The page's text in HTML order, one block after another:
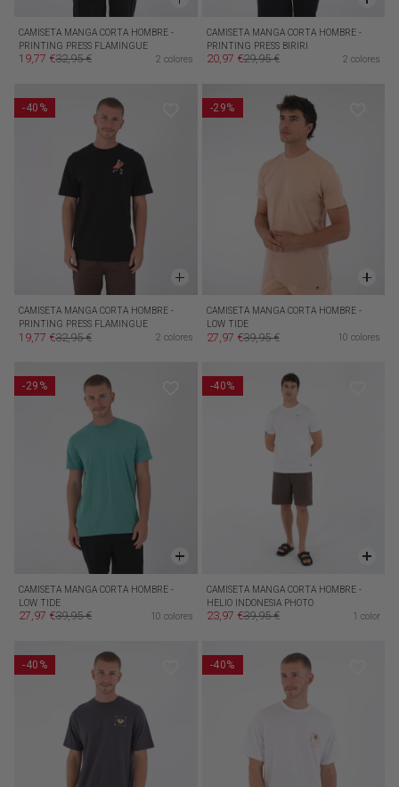
CAMISETA MANGA CORTA HOMBRE -
PRINTING PRESS FLAMINGUE
Precio de oferta
19,77 €Precio habitual
32,95 € 2 colores
CAMISETA MANGA CORTA HOMBRE -
PRINTING PRESS BIRIRI
Precio de oferta
20,97 €Precio habitual
29,95 € 2 colores
-40%
CAMISETA MANGA CORTA HOMBRE -
PRINTING PRESS FLAMINGUE
Precio de oferta
19,77 €Precio habitual
32,95 € 2 colores
-29%
CAMISETA MANGA CORTA HOMBRE -
LOW TIDE
Precio de oferta
27,97 €Precio habitual
39,95 € 10 colores
-29%
CAMISETA MANGA CORTA HOMBRE -
LOW TIDE
Precio de oferta
27,97 €Precio habitual
39,95 € 10 colores
-40%
CAMISETA MANGA CORTA HOMBRE -
HELIO INDONESIA PHOTO
Precio de oferta
23,97 €Precio habitual
39,95 € 1 color
-40% -40%